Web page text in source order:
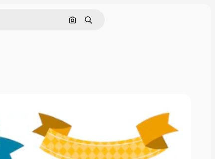
Buscar por imagen
Buscar